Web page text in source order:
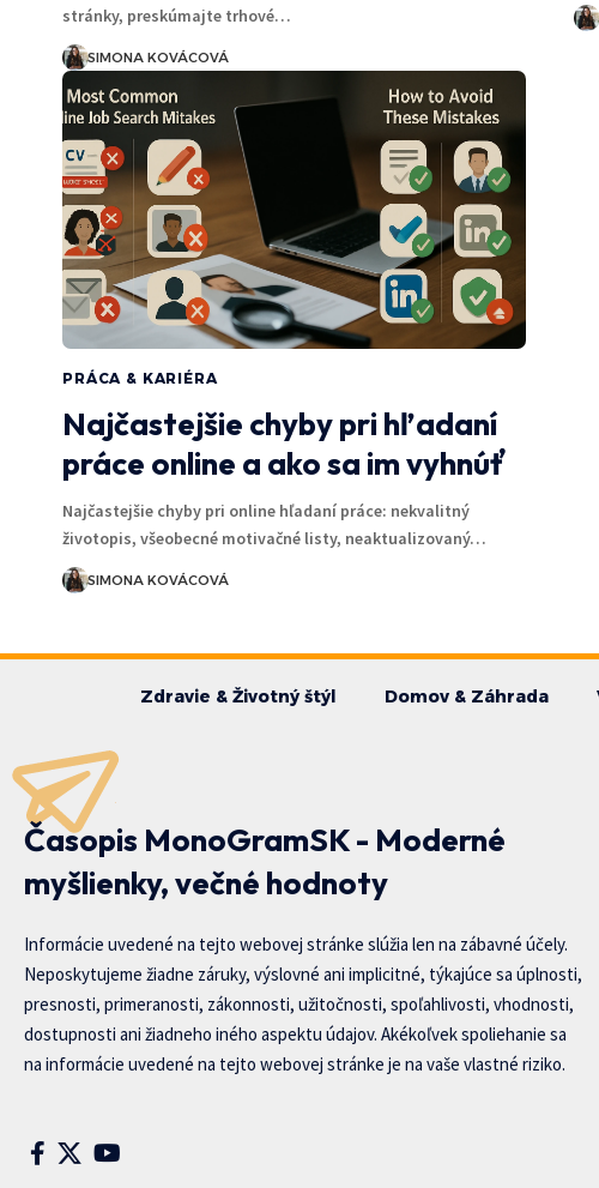
stránky, preskúmajte trhové…
SIMONA KOVÁCOVÁ
PRÁCA & KARIÉRA
Najčastejšie chyby pri hľadaní
práce online a ako sa im vyhnúť
Najčastejšie chyby pri online hľadaní práce: nekvalitný
životopis, všeobecné motivačné listy, neaktualizovaný…
SIMONA KOVÁCOVÁ
Zdravie & Životný štýl Domov & Záhrada
Časopis MonoGramSK - Moderné
myšlienky, večné hodnoty
Informácie uvedené na tejto webovej stránke slúžia len na zábavné účely.
Neposkytujeme žiadne záruky, výslovné ani implicitné, týkajúce sa úplnosti,
presnosti, primeranosti, zákonnosti, užitočnosti, spoľahlivosti, vhodnosti,
dostupnosti ani žiadneho iného aspektu údajov. Akékoľvek spoliehanie sa
na informácie uvedené na tejto webovej stránke je na vaše vlastné riziko.